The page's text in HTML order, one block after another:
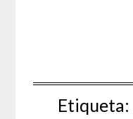
Etiqueta: